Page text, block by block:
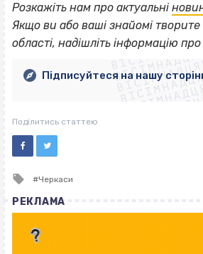
Розкажіть нам про актуальні
Якщо ви або ваші знайомі
області, надішліть інформацію
Підписуйтеся на нашу
Поділитись статтею
Tagged
Черкаси
РЕКЛАМА